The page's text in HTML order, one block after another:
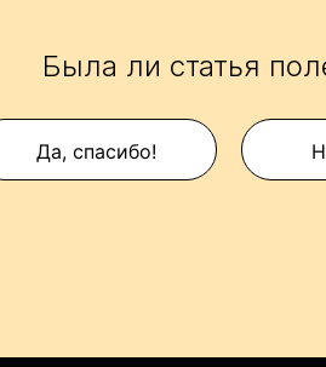
Была ли статья
Да, спасибо!